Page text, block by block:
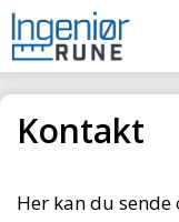
Hopp
til
innhold
Kontakt
Her kan du